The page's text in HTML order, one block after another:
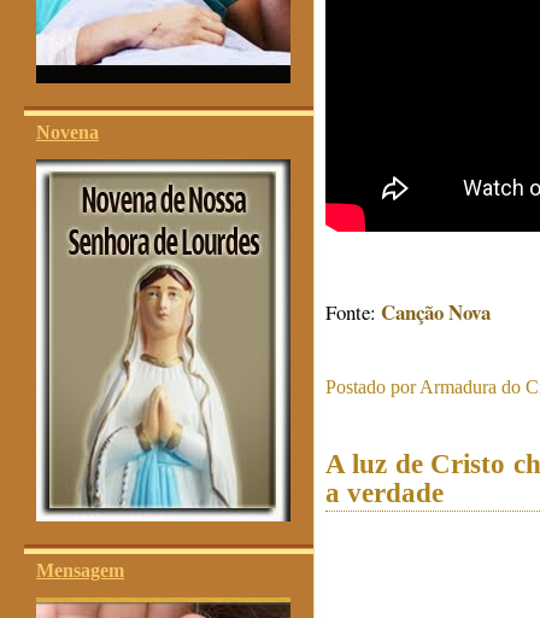
Novena
Mensagem
Fonte: Canção Nova
Postado porArmadura do
A luz de Cristo
a verdade